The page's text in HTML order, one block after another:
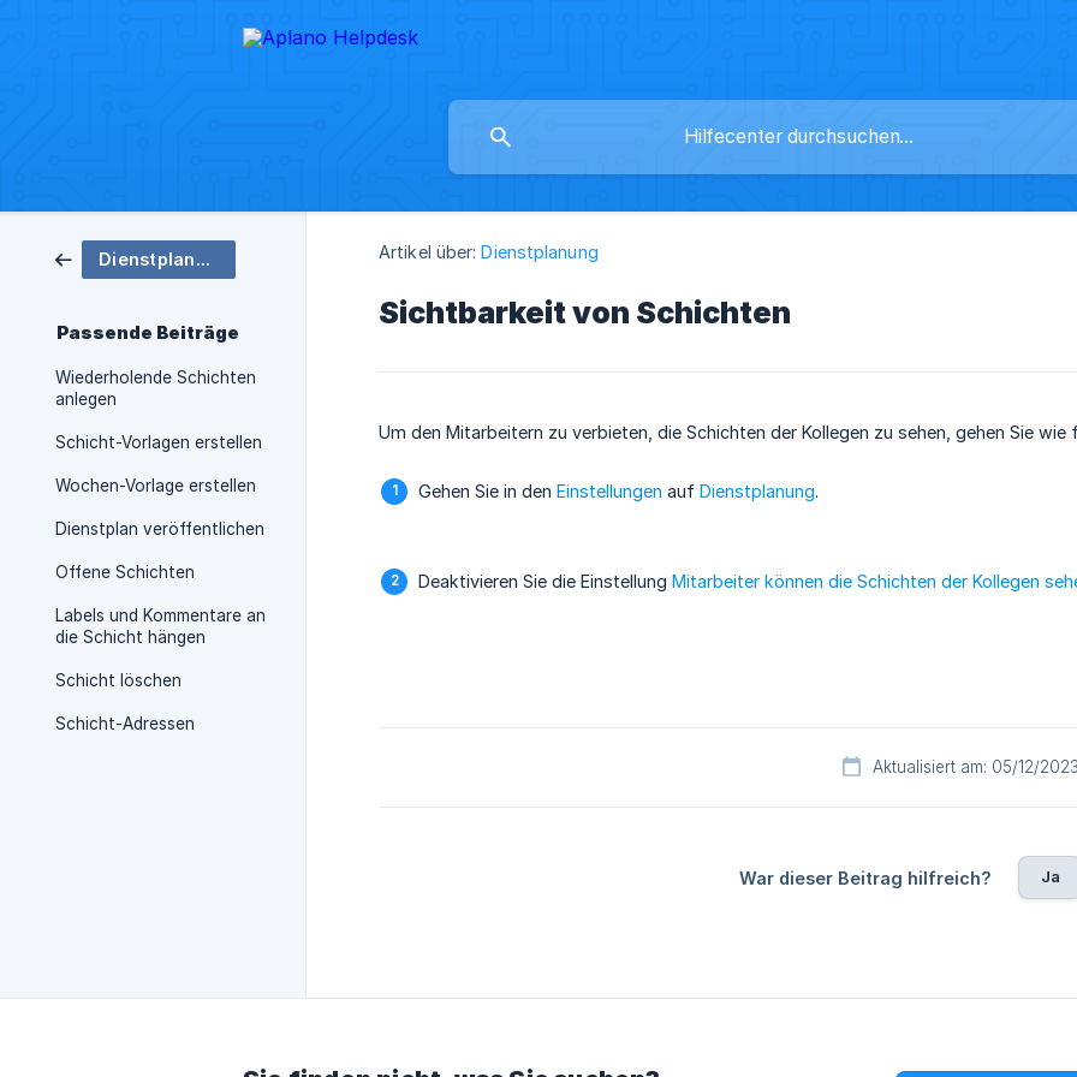
Dienstplanung
Passende Beiträge
Wiederholende Schichten
anlegen
Schicht-Vorlagen erstellen
Wochen-Vorlage erstellen
Dienstplan veröffentlichen
Offene Schichten
Labels und Kommentare an
die Schicht hängen
Schicht löschen
Schicht-Adressen
Artikel über: Dienstplanung
Sichtbarkeit von Schichten
Um den Mitarbeitern zu verbieten, die Schichten der Kollegen zu sehen, gehen Sie wie
Gehen Sie in den Einstellungen auf Dienstplanung.
Deaktivieren Sie die Einstellung Mitarbeiter können die Schichten der Kollegen
Aktualisiert am: 05/12/2023
War dieser Beitrag hilfreich? Ja